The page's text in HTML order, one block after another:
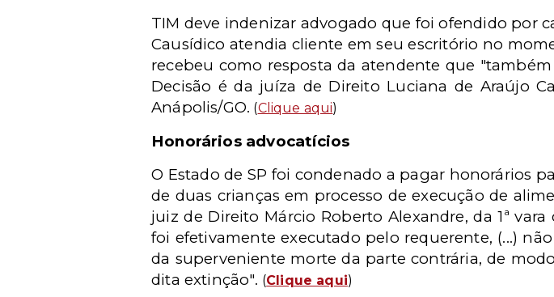
TIM deve indenizar advogado que foi ofendido por
Causídico atendia cliente em seu escritório no
recebeu como resposta da atendente que
Decisão é da juíza de Direito Luciana de Araújo
Anápolis/GO. (Clique aqui)
Honorários advocatícios
O Estado de SP foi condenado a pagar honorários
de duas crianças em processo de execução de
juiz de Direito Márcio Roberto Alexandre, da 1ª
foi efetivamente executado pelo requerente, (...)
da superveniente morte da parte contrária, de
dita extinção". (Clique aqui)